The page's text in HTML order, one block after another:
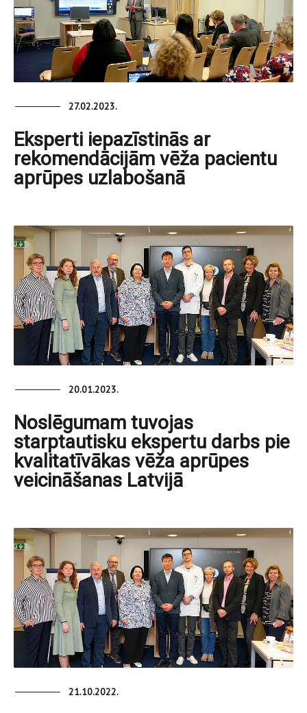
27.02.2023.
Eksperti iepazīstinās ar
rekomendācijām vēža pacientu
aprūpes uzlabošanā
20.01.2023.
Noslēgumam tuvojas
starptautisku ekspertu darbs pie
kvalitatīvākas vēža aprūpes
veicināšanas Latvijā
21.10.2022.